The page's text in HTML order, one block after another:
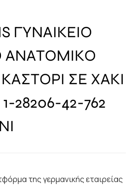
ΓΥΝΑΙΚΕΙΟ
ΑΝΑΤΟΜΙΚΟ
ΣΕ ΧΑΚΙ
28206-42-762
της γερμανικής εταιρείας